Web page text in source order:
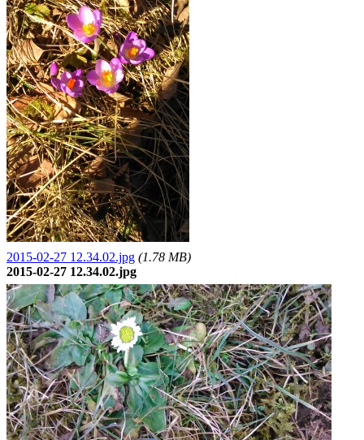
2015-02-27 12.34.02.jpg (1.78 MB)
2015-02-27 12.34.02.jpg